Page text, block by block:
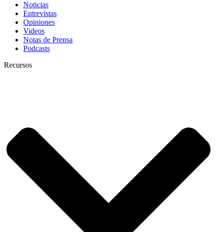
Noticias
Entrevistas
Opiniones
Videos
Notas de Prensa
Podcasts
Recursos